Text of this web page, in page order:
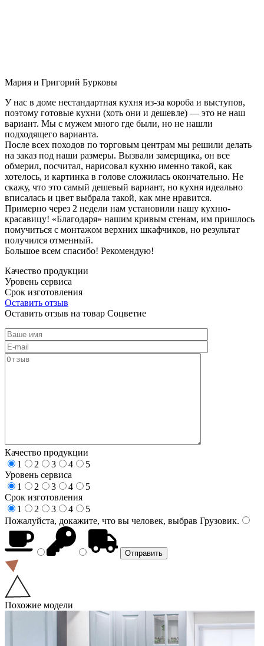
Мария и Григорий Бурковы
У нас в доме нестандартная кухня из-за короба и выступов,
поэтому готовые кухни (хоть они и дешевле) — это не наш
вариант. Мы с мужем много где были, но не нашли
подходящего варианта.
После всех походов по торговым центрам мы решили делать
на заказ под наши размеры. Вызвали замерщика, он все
обмерил, посчитал, нарисовал кухню именно такой, как
хотелось, и картинка в голове сложилась окончательно. Не
скажу, что это самый дешевый вариант, но кухня идеально
вписалась и цвет выбрала такой, как мне нравится.
Примерно через 2 недели нам установили нашу кухню-
красавицу! «Благодаря» нашим кривым стенам, им пришлось
помучиться с монтажом верхних шкафчиков, но результат
получился отменный.
Большое всем спасибо! Рекомендую!
Качество продукции
Уровень сервиса
Срок изготовления
Оставить отзыв
Оставить отзыв на товар Соцветие
Качество продукции
1
2 3 4
5
Уровень сервиса
1
2 3 4
5
Срок изготовления
1
2 3 4
5
Пожалуйста, докажите, что вы человек, выбрав Грузовик.
Похожие модели